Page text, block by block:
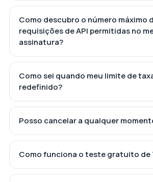
Como descubro o número máximo
requisições de API permitidas no
assinatura?
Como sei quando meu limite de
redefinido?
Posso cancelar a qualquer
Como funciona o teste gratuito de